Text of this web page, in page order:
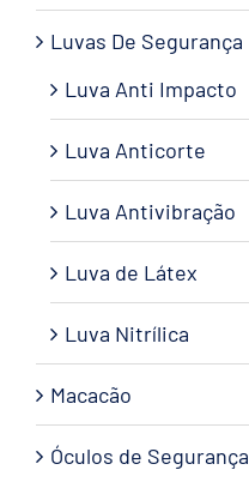
Luvas De Segurança
Luva Anti Impacto
Luva Anticorte
Luva Antivibração
Luva de Látex
Luva Nitrílica
Macacão
Óculos de Segurança